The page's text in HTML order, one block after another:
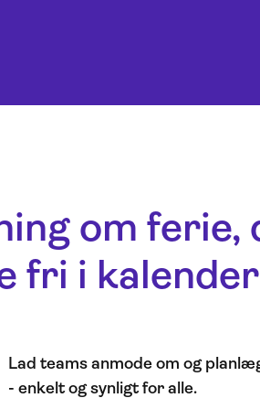
om ferie,
fri i
Lad teams anmode om og
- enkelt og synligt for alle.